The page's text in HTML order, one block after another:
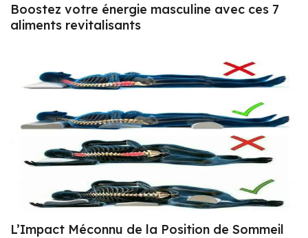
Boostez votre énergie masculine avec ces 7
aliments revitalisants
L’Impact Méconnu de la Position de Sommeil